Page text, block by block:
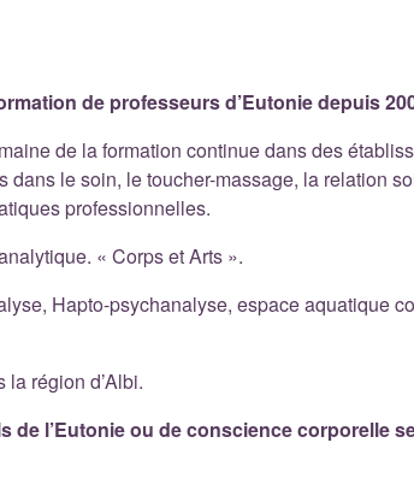
de professeurs d’Eutonie depuis
de la formation continue dans des
le soin, le toucher-massage, la relation
professionnelles.
« Corps et Arts ».
Hapto-psychanalyse, espace aquatique
région d’Albi.
l’Eutonie ou de conscience corporelle